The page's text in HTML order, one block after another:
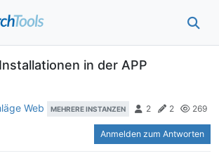
in der APP
Web MEHRERE INSTANZEN 2 2 269
Anmelden zum Antworten